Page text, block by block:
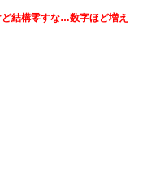
結構零すな…数字ほど増え